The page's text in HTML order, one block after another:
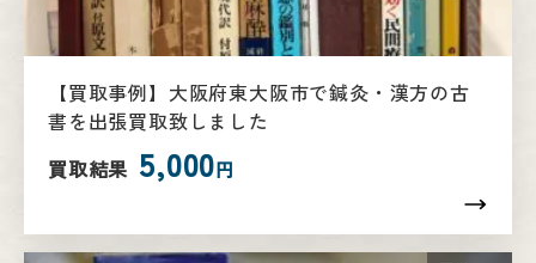
【買取事例】大阪府東大阪市で鍼灸・漢方の古
書を出張買取致しました
買取結果 5,000円